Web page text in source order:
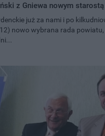
z Gniewa nowym starostą
już za nami i po
nowo wybrana rada